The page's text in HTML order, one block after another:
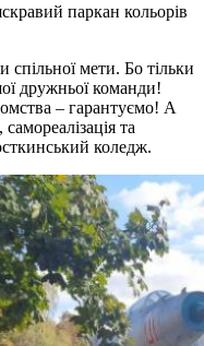
паркан кольорів
спільної мети. Бо тільки
дружньої команди!
– гарантуємо! А
та
коледж.